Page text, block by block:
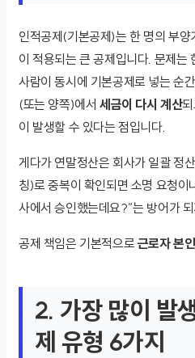
인적공제(기본공제)는 한 명의 부양
이 적용되는 큰 공제입니다. 문제는
사람이 동시에 기본공제로 넣는 순
(또는 양쪽)에서 세금이 다시 계산
이 발생할 수 있다는 점입니다.
게다가 연말정산은 회사가 일괄 정
칭)로 중복이 확인되면 소명 요청이
사에서 승인했는데요?”는 방어가
공제 책임은 기본적으로 근로자 본인
2. 가장 많이 발
제 유형 6가지